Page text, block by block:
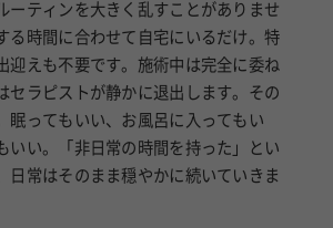
る時間に合わせて自宅にいるだけ。特
迎えも不要です。施術中は完全に委ね
セラピストが静かに退出します。その
眠ってもいい、お風呂に入ってもい
いい。「非日常の時間を持った」とい
日常はそのまま穏やかに続いていきま